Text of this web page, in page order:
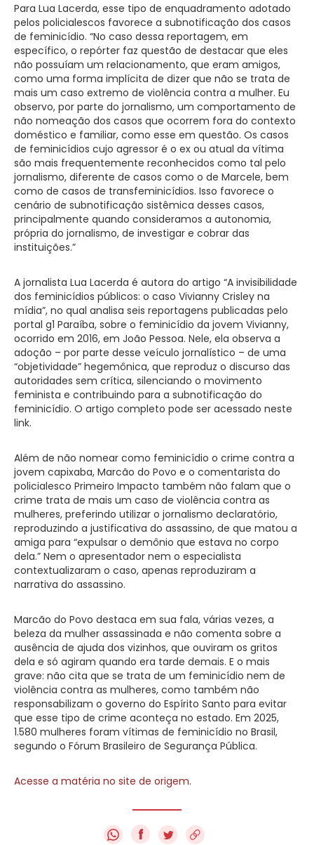
Para Lua Lacerda, esse tipo de enquadramento adotado
pelos policialescos favorece a subnotificação dos casos
de feminicídio. “No caso dessa reportagem, em
específico, o repórter faz questão de destacar que eles
não possuíam um relacionamento, que eram amigos,
como uma forma implícita de dizer que não se trata de
mais um caso extremo de violência contra a mulher. Eu
observo, por parte do jornalismo, um comportamento de
não nomeação dos casos que ocorrem fora do contexto
doméstico e familiar, como esse em questão. Os casos
de feminicídios cujo agressor é o ex ou atual da vítima
são mais frequentemente reconhecidos como tal pelo
jornalismo, diferente de casos como o de Marcele, bem
como de casos de transfeminicídios. Isso favorece o
cenário de subnotificação sistêmica desses casos,
principalmente quando consideramos a autonomia,
própria do jornalismo, de investigar e cobrar das
instituições.”
A jornalista Lua Lacerda é autora do artigo “A invisibilidade
dos feminicídios públicos: o caso Vivianny Crisley na
mídia”, no qual analisa seis reportagens publicadas pelo
portal g1 Paraíba, sobre o feminicídio da jovem Vivianny,
ocorrido em 2016, em João Pessoa. Nele, ela observa a
adoção – por parte desse veículo jornalístico – de uma
“objetividade” hegemônica, que reproduz o discurso das
autoridades sem crítica, silenciando o movimento
feminista e contribuindo para a subnotificação do
feminicídio. O artigo completo pode ser acessado neste
link.
Além de não nomear como feminicídio o crime contra a
jovem capixaba, Marcão do Povo e o comentarista do
policialesco Primeiro Impacto também não falam que o
crime trata de mais um caso de violência contra as
mulheres, preferindo utilizar o jornalismo declaratório,
reproduzindo a justificativa do assassino, de que matou a
amiga para “expulsar o demônio que estava no corpo
dela.” Nem o apresentador nem o especialista
contextualizaram o caso, apenas reproduziram a
narrativa do assassino.
Marcão do Povo destaca em sua fala, várias vezes, a
beleza da mulher assassinada e não comenta sobre a
ausência de ajuda dos vizinhos, que ouviram os gritos
dela e só agiram quando era tarde demais. E o mais
grave: não cita que se trata de um feminicídio nem de
violência contra as mulheres, como também não
responsabilizam o governo do Espírito Santo para evitar
que esse tipo de crime aconteça no estado. Em 2025,
1.580 mulheres foram vítimas de feminicídio no Brasil,
segundo o Fórum Brasileiro de Segurança Pública.
Acesse a matéria no site de origem.
f